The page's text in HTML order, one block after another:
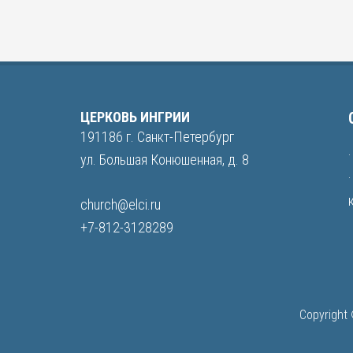
ЦЕРКОВЬ ИНГРИИ
191186 г. Санкт-Петербург
ул. Большая Конюшенная, д. 8
church@elci.ru
+7-812-3128289
Copyright